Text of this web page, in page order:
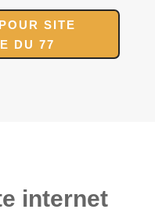
SITE
DU 77
internet